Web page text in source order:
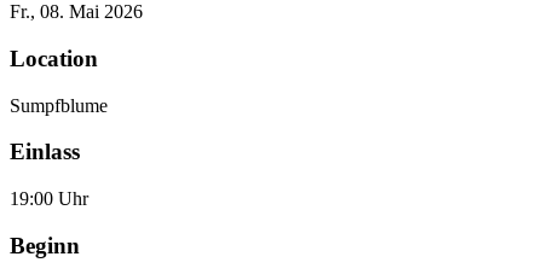
Fr., 08. Mai 2026
Location
Sumpfblume
Einlass
19:00 Uhr
Beginn